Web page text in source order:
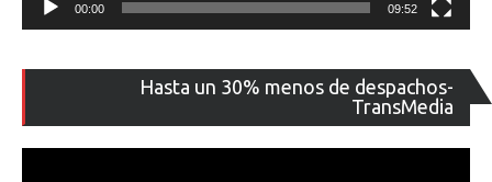
00:00 09:52
Hasta un 30% menos de despachos-
TransMedia
de